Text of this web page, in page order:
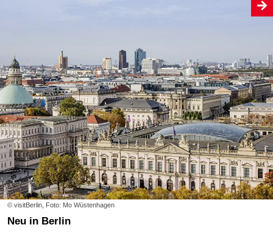
© visitBerlin, Foto: Mo Wüstenhagen
Neu in Berlin